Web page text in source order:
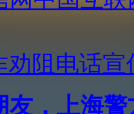
劝阻电话宣
友，上海